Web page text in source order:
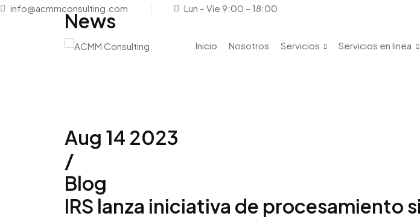
info@acmmconsulting.com Lun – Vie 9:00 – 18:00
Inicio Nosotros Servicios Servicios en linea
News
Aug 14 2023
/
Blog
IRS lanza iniciativa de procesamiento